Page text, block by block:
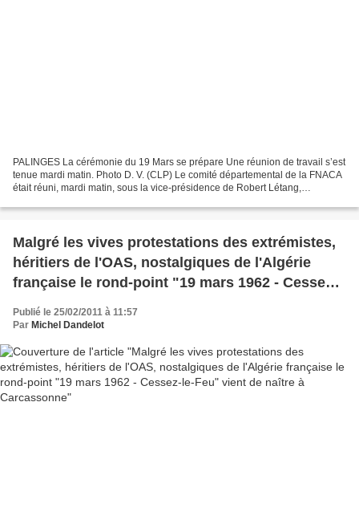
PALINGES La cérémonie du 19 Mars se prépare Une réunion de travail s’est
tenue mardi matin. Photo D. V. (CLP) Le comité départemental de la FNACA
était réuni, mardi matin, sous la vice-présidence de Robert Létang,
Malgré les vives protestations des extrémistes,
héritiers de l'OAS, nostalgiques de l'Algérie
française le rond-point "19 mars 1962 - Cessez-
Publié le 25/02/2011 à 11:57
Par Michel Dandelot